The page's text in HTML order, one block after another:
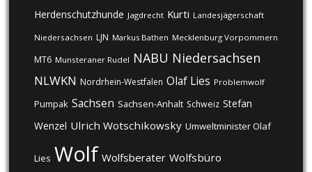
Herdenschutzhunde Jagdrecht Kurti Landesjägerschaft
Niedersachsen LJN Markus Bathen Mecklenburg Vorpommern
MT6 Munsteraner Rudel NABU Niedersachsen
NLWKN Nordrhein-Westfalen Olaf Lies Problemwolf
Pumpak Sachsen Sachsen-Anhalt Schweiz Stefan
Wenzel Ulrich Wotschikowsky Umweltminister Olaf
Lies Wolf Wolfsberater Wolfsbüro